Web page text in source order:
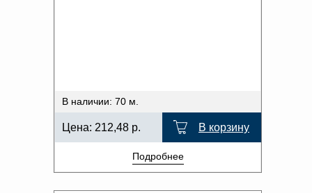
В наличии: 70 м.
Цена: 212,48 р. В корзину
Подробнее